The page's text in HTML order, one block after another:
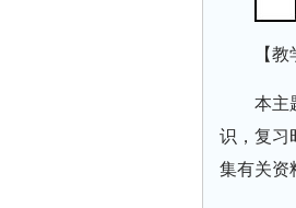
【
本主
识，复习
集有关资